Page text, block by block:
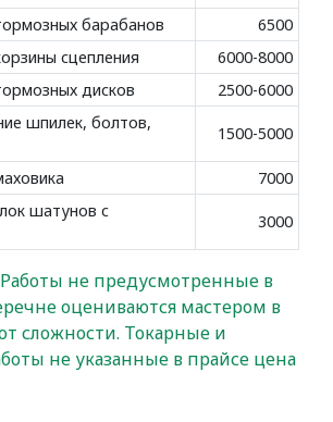
барабанов
6500
сцепления
6000-8000
дисков 2500-6000
шпилек, болтов,
1500-5000
7000
шатунов с
3000
не предусмотренные в
оцениваются мастером в
сложности. Токарные и
не указанные в прайсе цена